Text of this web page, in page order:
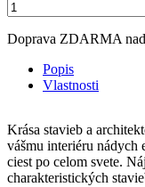
Doprava ZDARMA
Popis
Vlastnosti
Krása stavieb a
vášmu interiéru
ciest po celom svete.
charakteristických